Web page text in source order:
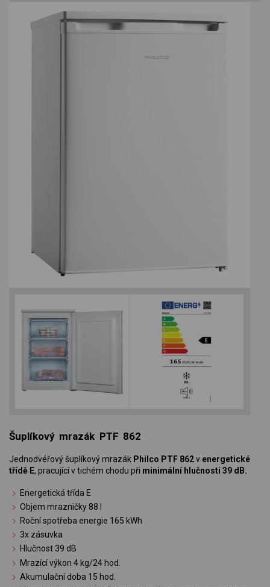
Šuplíkový mrazák PTF 862
Jednodvéřový šuplíkový mrazák Philco PTF 862v energetické
třídě E, pracující v tichém chodu při minimální hlučnosti 39 dB.
Energetická třída E
Objem mrazničky 88 l
Roční spotřeba energie 165 kWh
3x zásuvka
Hlučnost 39 dB
Mrazící výkon 4 kg/24 hod.
Akumulační doba 15 hod.